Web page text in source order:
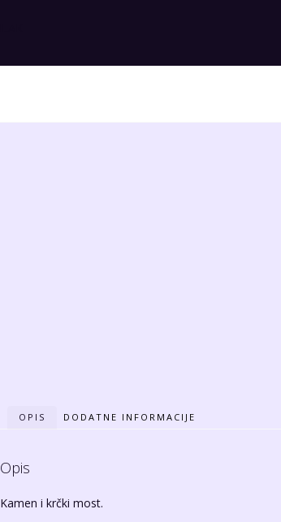
OPIS DODATNE INFORMACIJE
Opis
Kamen i krčki most.